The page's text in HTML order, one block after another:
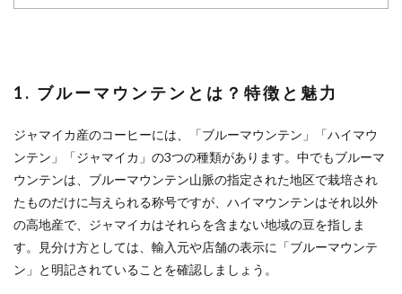
1. ブルーマウンテンとは？特徴と魅力
ジャマイカ産のコーヒーには、「ブルーマウンテン」「ハイマウ
ンテン」「ジャマイカ」の3つの種類があります。中でもブルーマ
ウンテンは、ブルーマウンテン山脈の指定された地区で栽培され
たものだけに与えられる称号ですが、ハイマウンテンはそれ以外
の高地産で、ジャマイカはそれらを含まない地域の豆を指しま
す。見分け方としては、輸入元や店舗の表示に「ブルーマウンテ
ン」と明記されていることを確認しましょう。